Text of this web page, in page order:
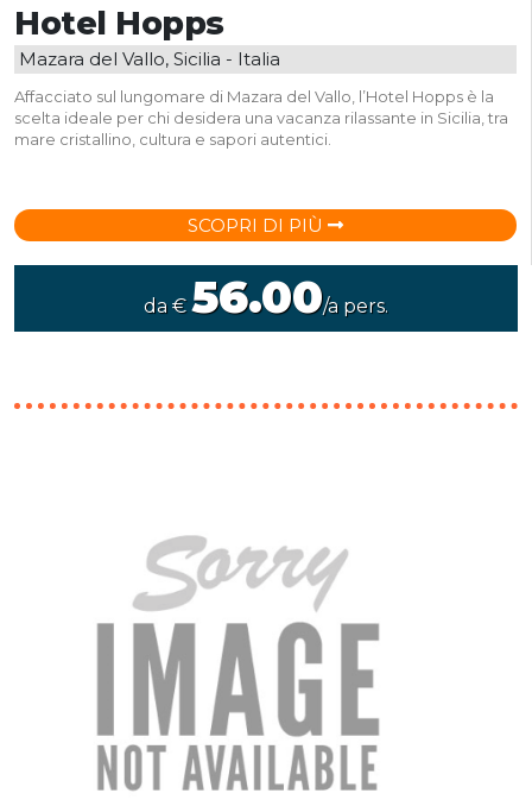
Hotel Hopps
Mazara del Vallo, Sicilia - Italia
Affacciato sul lungomare di Mazara del Vallo, l’Hotel Hopps è la
scelta ideale per chi desidera una vacanza rilassante in Sicilia, tra
mare cristallino, cultura e sapori autentici.
SCOPRI DI PIÙ
da €56.00/a pers.